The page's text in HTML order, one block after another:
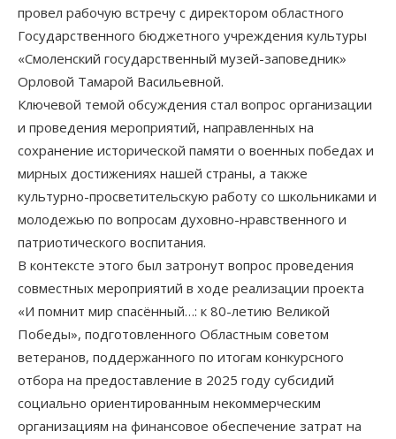
провел рабочую встречу с директором областного
Государственного бюджетного учреждения культуры
«Смоленский государственный музей-заповедник»
Орловой Тамарой Васильевной.
Ключевой темой обсуждения стал вопрос организации
и проведения мероприятий, направленных на
сохранение исторической памяти о военных победах и
мирных достижениях нашей страны, а также
культурно-просветительскую работу со школьниками и
молодежью по вопросам духовно-нравственного и
патриотического воспитания.
В контексте этого был затронут вопрос проведения
совместных мероприятий в ходе реализации проекта
«И помнит мир спасённый…: к 80-летию Великой
Победы», подготовленного Областным советом
ветеранов, поддержанного по итогам конкурсного
отбора на предоставление в 2025 году субсидий
социально ориентированным некоммерческим
организациям на финансовое обеспечение затрат на